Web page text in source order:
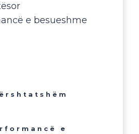
e besueshme
e